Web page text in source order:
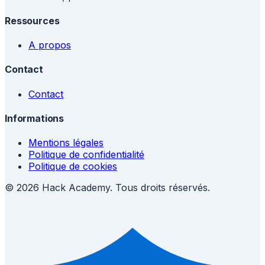
Ressources
A propos
Contact
Contact
Informations
Mentions légales
Politique de confidentialité
Politique de cookies
© 2026 Hack Academy. Tous droits réservés.